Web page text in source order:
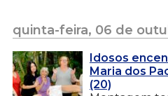
quinta-feira, 06 de
Idosos
Maria dos
(20)